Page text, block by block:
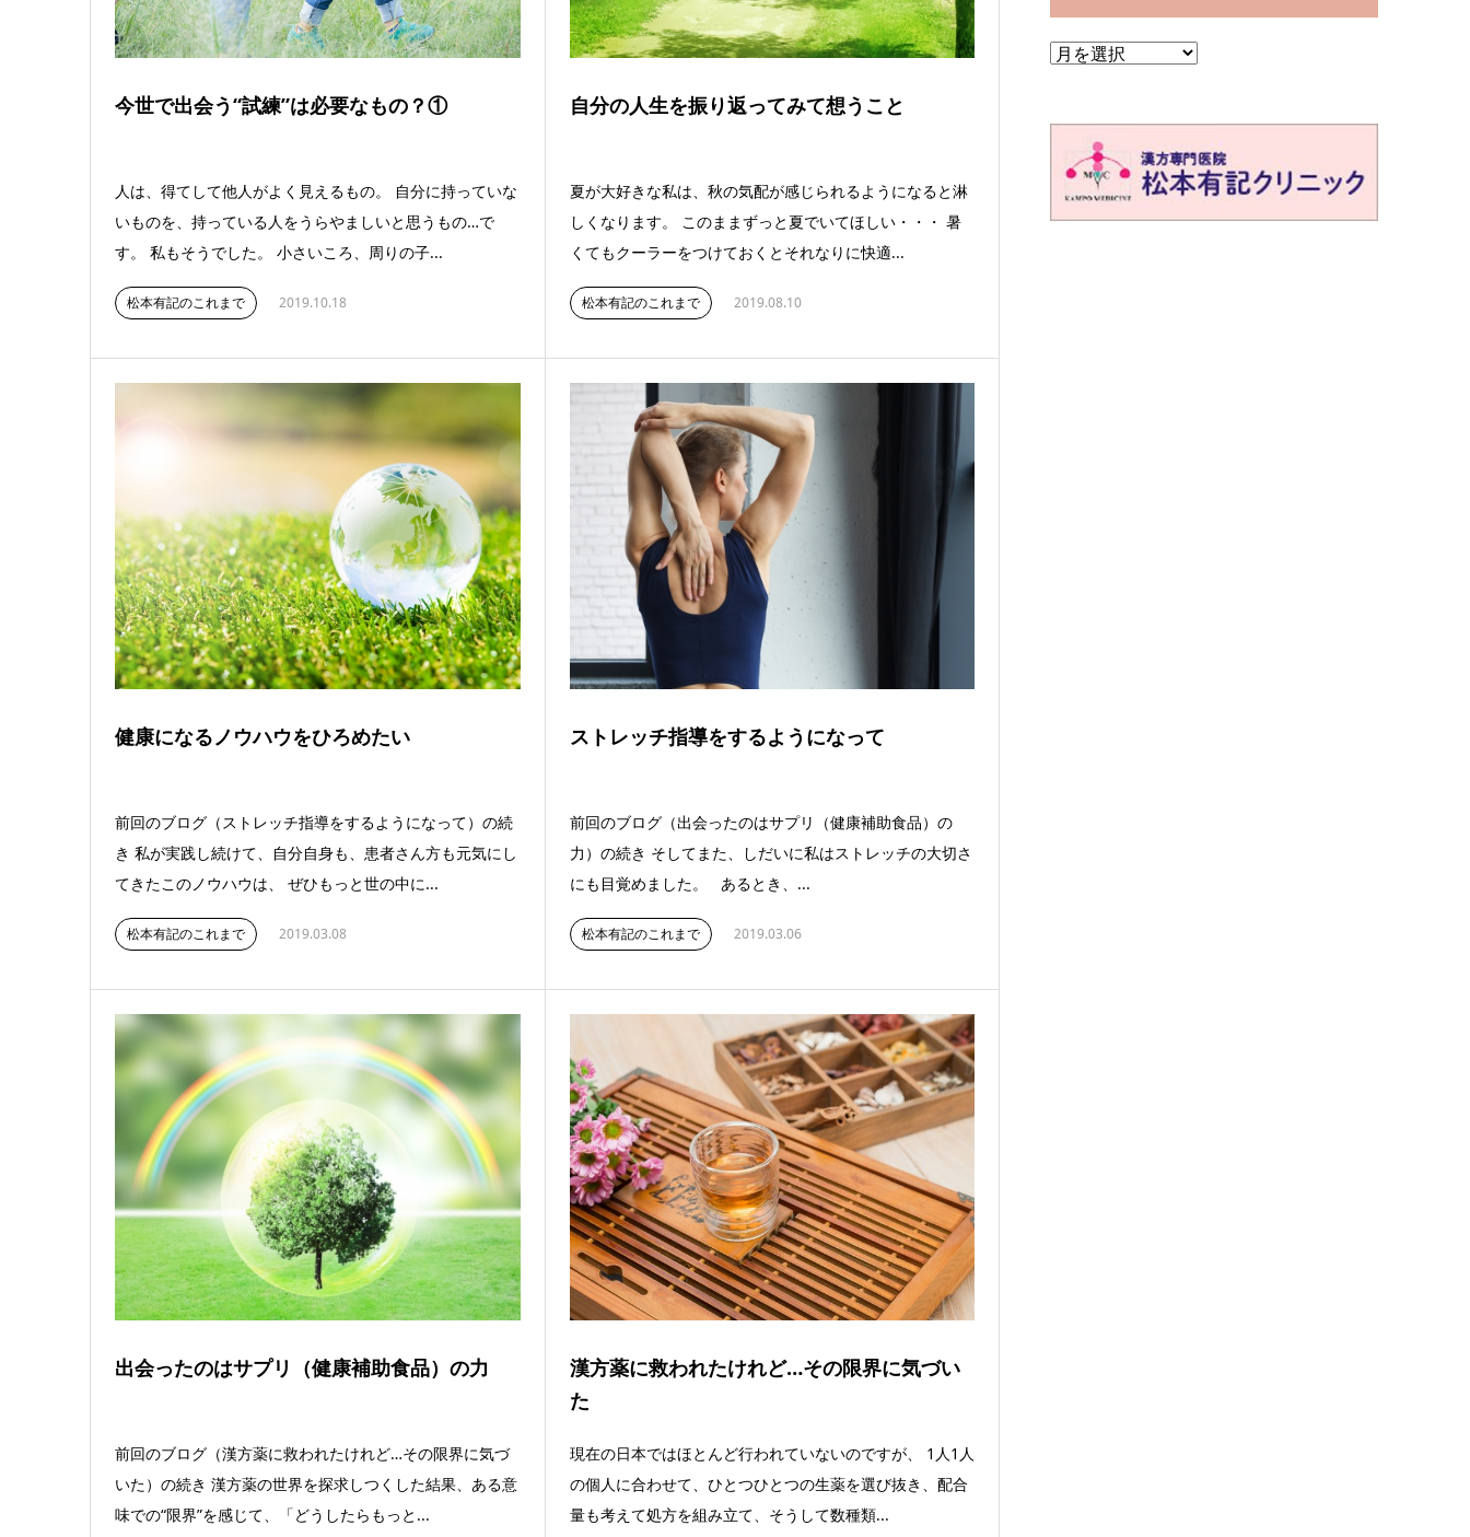
今世で出会う“試練”は必要なもの？①
人は、得てして他人がよく見えるもの。 自分に持っていな
いものを、持っている人をうらやましいと思うもの…で
す。 私もそうでした。 小さいころ、周りの子...
松本有記のこれまで 2019.10.18
自分の人生を振り返ってみて想うこと
夏が大好きな私は、秋の気配が感じられるようになると淋
しくなります。 このままずっと夏でいてほしい・・・ 暑
くてもクーラーをつけておくとそれなりに快適...
松本有記のこれまで 2019.08.10
健康になるノウハウをひろめたい
前回のブログ（ストレッチ指導をするようになって）の続
き 私が実践し続けて、自分自身も、患者さん方も元気にし
てきたこのノウハウは、 ぜひもっと世の中に...
松本有記のこれまで 2019.03.08
ストレッチ指導をするようになって
前回のブログ（出会ったのはサプリ（健康補助食品）の
力）の続き そしてまた、しだいに私はストレッチの大切さ
にも目覚めました。 あるとき、...
松本有記のこれまで 2019.03.06
出会ったのはサプリ（健康補助食品）の力
前回のブログ（漢方薬に救われたけれど…その限界に気づ
いた）の続き 漢方薬の世界を探求しつくした結果、ある意
味での“限界”を感じて、「どうしたらもっと...
漢方薬に救われたけれど…その限界に気づい
た
現在の日本ではほとんど行われていないのですが、 1人1人
の個人に合わせて、ひとつひとつの生薬を選び抜き、配合
量も考えて処方を組み立て、そうして数種類...
Blog